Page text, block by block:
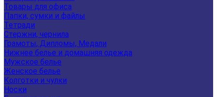
Товары для офиса
Папки, сумки и файлы
Тетради
Стержни, чернила
Грамоты, Дипломы, Медали
Нижнее белье и домашняя одежда
Мужское белье
Женское белье
Колготки и чулки
Носки